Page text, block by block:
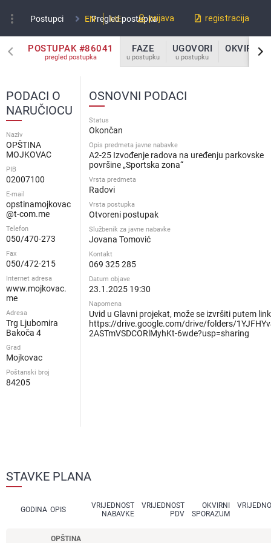
more_vert Postupci Pregled postupka
EN ME prijava registracija
POSTUPAK #86041
pregled postupka
FAZE
u postupku
UGOVORI
u postupku
OKVIRNI
u
OSNOVNI PODACI
Status
Okončan
Opis predmeta javne nabavke
A2-25 Izvođenje radova na uređenju parkovske
površine „Sportska zona“
Vrsta predmeta
Radovi
Vrsta postupka
Otvoreni postupak
Službenik za javne nabavke
Jovana Tomović
Kontakt
069 325 285
Datum objave
23.1.2025 19:30
Napomena
Uvid u Glavni projekat, može se izvršiti putem
https://drive.google.com/drive/folders/
2ASTmVSDCORlMyhKt-6wde?usp=sharing
PODACI O
NARUČIOCU
Naziv
OPŠTINA
MOJKOVAC
PIB
02007100
E-mail
opstinamojkovac
@t-com.me
Telefon
050/470-273
Fax
050/472-215
Internet adresa
www.mojkovac.
me
Adresa
Trg Ljubomira
Bakoča 4
Grad
Mojkovac
Poštanski broj
84205
STAVKE PLANA
GODINA OPIS
VRIJEDNOST
NABAVKE
VRIJEDNOST
PDV
OKVIRNI
SPORAZUM
OPŠTINA